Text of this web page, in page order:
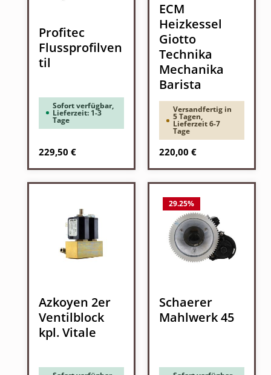
Profitec
Flussprofilven
til
Sofort verfügbar,
Lieferzeit: 1-3
Tage
Regulärer Preis:
229,50 €
ECM
Heizkessel
Giotto
Technika
Mechanika
Barista
Versandfertig in
5 Tagen,
Lieferzeit 6-7
Tage
Regulärer Preis:
220,00 €
Azkoyen 2er
Ventilblock
kpl. Vitale
29.25%
Schaerer
Mahlwerk 45